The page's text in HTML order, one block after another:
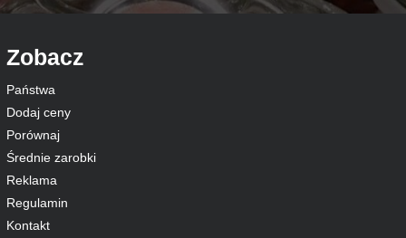
Zobacz
Państwa
Dodaj ceny
Porównaj
Średnie zarobki
Reklama
Regulamin
Kontakt